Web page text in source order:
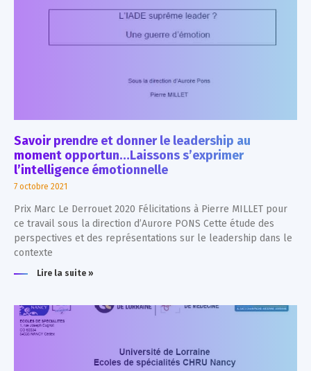
Savoir prendre et donner le leadership au
moment opportun…Laissons s’exprimer
l’intelligence émotionnelle
7 octobre 2021
Prix Marc Le Derrouet 2020 Félicitations à Pierre MILLET pour
ce travail sous la direction d’Aurore PONS Cette étude des
perspectives et des représentations sur le leadership dans le
contexte
Lire la suite »